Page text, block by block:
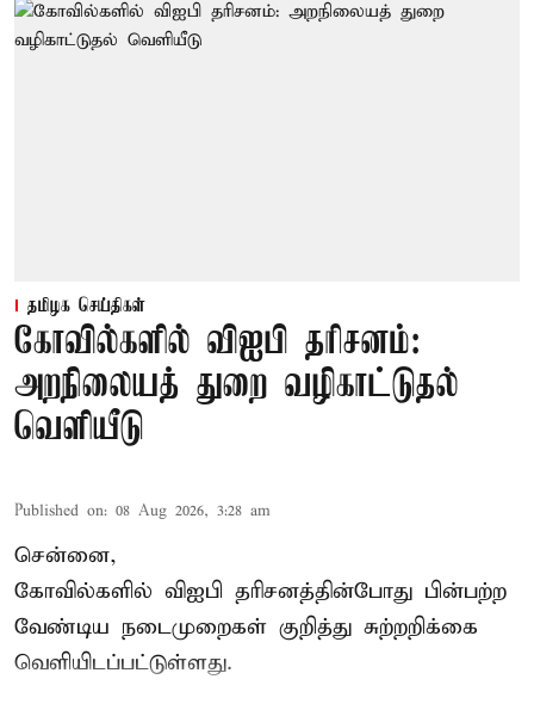
தமிழக செய்திகள்
கோவில்களில் விஐபி தரிசனம்:
அறநிலையத் துறை வழிகாட்டுதல்
வெளியீடு
Published on: 08 Aug 2026, 3:28 am
சென்னை,
கோவில்களில் விஐபி தரிசனத்தின்போது பின்பற்ற
வேண்டிய நடைமுறைகள் குறித்து சுற்றறிக்கை
வெளியிடப்பட்டுள்ளது.